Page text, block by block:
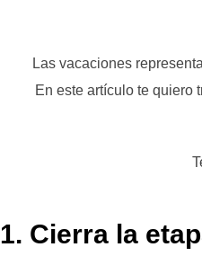
Las vacaciones
En este artículo te quiero
1. Cierra la etapa “vacaciones» e inicia la etapa “vida cotidiana» lo